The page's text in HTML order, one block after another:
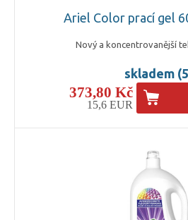
Ariel Color prací gel
Nový a koncentrovanější
skladem
373,80 Kč
15,6 EUR